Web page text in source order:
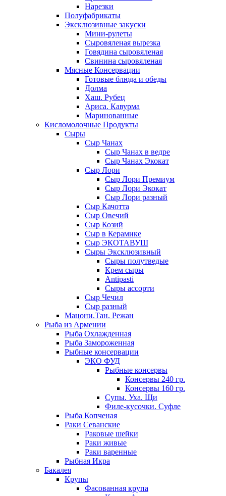
Нарезки
Полуфабрикаты
Эксклюзивные закуски
Мини-рулеты
Сыровяленая вырезка
Говядина сыровяленая
Свинина сыровяленая
Мясные Консервации
Готовые блюда и обеды
Долма
Хаш. Рубец
Ариса. Кавурма
Маринованные
Кисломолочные Продукты
Сыры
Сыр Чанах
Сыр Чанах в ведре
Сыр Чанах Экокат
Сыр Лори
Сыр Лори Премиум
Сыр Лори Экокат
Сыр Лори разный
Сыр Качотта
Сыр Овечий
Сыр Козий
Сыр в Керамике
Сыр ЭКОТАВУШ
Сыры Эксклюзивный
Сыры полутведые
Крем сыры
Antipasti
Сыры ассорти
Сыр Чечил
Сыр разный
Мацони.Тан. Режан
Рыба из Армении
Рыба Охлажденная
Рыба Замороженная
Рыбные консервации
ЭКО ФУД
Рыбные консервы
Консервы 240 гр.
Консервы 160 гр.
Супы. Уха. Щи
Филе-кусочки. Суфле
Рыба Копченая
Раки Севанские
Раковые шейки
Раки живые
Раки варенные
Рыбная Икра
Бакалея
Крупы
Фасованная крупа